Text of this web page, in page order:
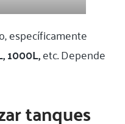
específicamente
1000L,etc. Depende
tanques